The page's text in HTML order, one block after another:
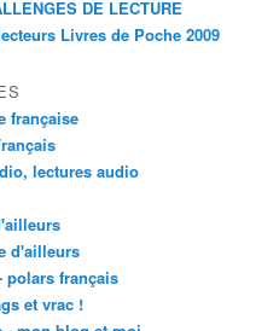
DE LECTURE
Livres de Poche 2009
française
lectures audio
d'ailleurs
polars français
et vrac !